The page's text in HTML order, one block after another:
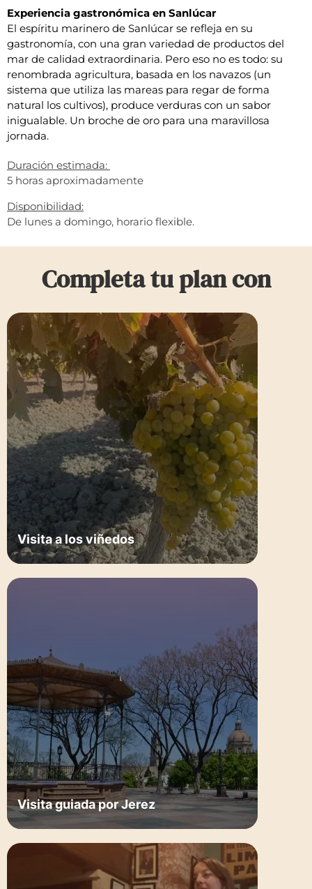
Experiencia gastronómica en Sanlúcar
El espíritu marinero de Sanlúcar se refleja en su
gastronomía, con una gran variedad de productos del
mar de calidad extraordinaria. Pero eso no es todo: su
renombrada agricultura, basada en los navazos (un
sistema que utiliza las mareas para regar de forma
natural los cultivos), produce verduras con un sabor
inigualable. Un broche de oro para una maravillosa
jornada.
Duración estimada:
5 horas aproximadamente
Disponibilidad:
De lunes a domingo, horario flexible.
Completa tu plan con
Visita a los viñedos
Visita guiada por Jerez